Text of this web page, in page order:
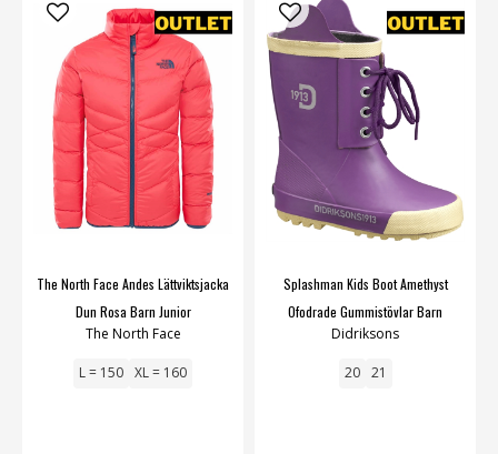
The North Face Andes Lättviktsjacka
Dun Rosa Barn Junior
The North Face
L = 150 XL = 160
Splashman Kids Boot Amethyst
Ofodrade Gummistövlar Barn
Didriksons
20 21